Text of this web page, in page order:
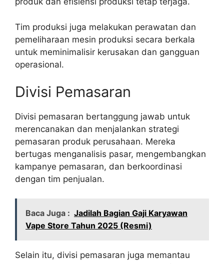
Tim produksi juga melakukan perawatan dan
pemeliharaan mesin produksi secara berkala
untuk meminimalisir kerusakan dan gangguan
operasional.
Divisi Pemasaran
Divisi pemasaran bertanggung jawab untuk
merencanakan dan menjalankan strategi
pemasaran produk perusahaan. Mereka
bertugas menganalisis pasar, mengembangkan
kampanye pemasaran, dan berkoordinasi
dengan tim penjualan.
Baca Juga : Jadilah Bagian Gaji Karyawan
Vape Store Tahun 2025 (Resmi)
Selain itu, divisi pemasaran juga memantau